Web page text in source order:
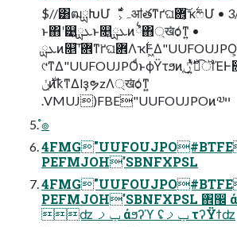
$//͸ฒྻԽՄೳ͕ͩہॴతͳґଘؔ܎͔͠ҡ࣋ෆՄ • 3//$//
ͱ΋ʹ୹͍ܥྻͱ௕͍ܥྻͷ྆ํ΋্ख͘ѻ͑ͳ͍ •
ܥྻͷ௕͞ʹؔ܎ͳ͘ґଘؔ܎Λҡ࣋Ͱ͖Δ"UUFOUJPO͕ొ৔ •
୯ͳΔ"UUFOUJPOͩͱϕΫτϧͷ֤࣍ݩʹ͍ͭͯಉ͡ॏΈͰ৐ࢉ •
֤࣍ݩͷҟͳΔlҙຯzΛ্ख͘ѻ͑ͳ͍
.VMUJ)FBE"UUFOUJPOͷ༧ײ
ํ๏
PEFMJOH'SBNFXPSL
PEFMJOH'SBNFXPSL ঎඼
ʣ ݕࡧ άϧʔϓ ʢݕࡧ τʔΫϯʣ